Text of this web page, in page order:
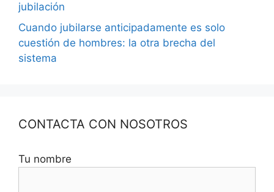
jubilación
Cuando jubilarse anticipadamente es solo
cuestión de hombres: la otra brecha del
sistema
CONTACTA CON NOSOTROS
Tu nombre